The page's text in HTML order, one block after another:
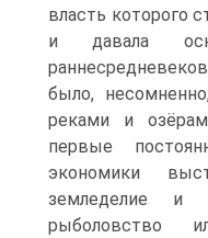
власть которого
и давала
было,
реками и
первые
экономики
земледелие и
рыболовство